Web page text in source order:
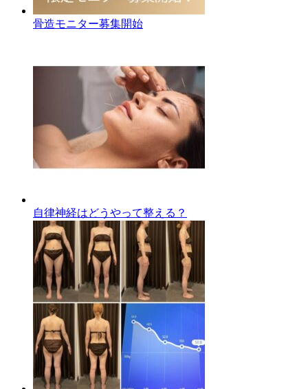
骨造モニター募集開始
自律神経はどうやって整える？